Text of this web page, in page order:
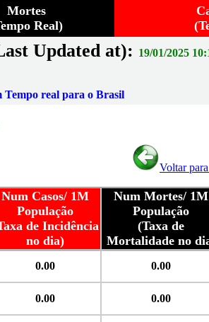
Mortes
Real)
Updated at): 19/01/2025
Tempo real para o Brasil
Voltar
Num Casos/ 1M
População
de Incidência
no dia)
Num Mortes/ 1M
População
(Taxa de
Mortalidade no
0.00 0.00
0.00 0.00